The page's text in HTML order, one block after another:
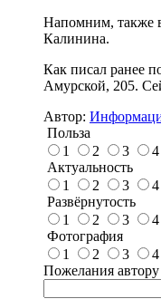
Напомним, также
Калинина.
Как писал ранее
Амурской, 205.
Автор:
Польза
1
2 3 4
Актуальность
1
2 3 4
Развёрнутость
1
2 3 4
Фотография
1
2 3 4
Пожелания автору